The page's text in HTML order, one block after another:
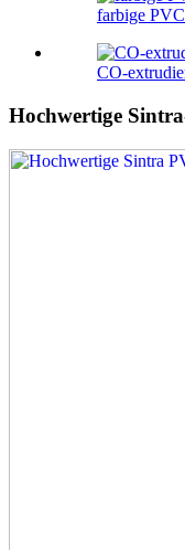
farbige
CO-
Hochwertige